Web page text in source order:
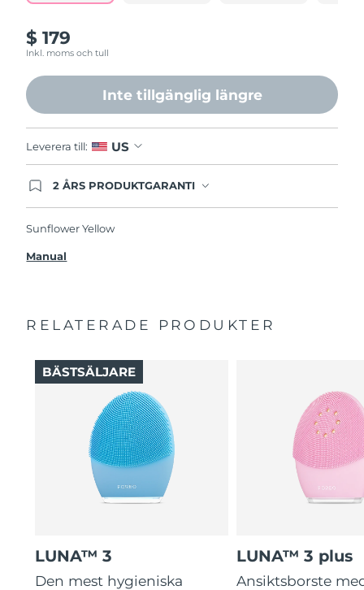
$ 179
Inkl. moms och tull
Inte tillgänglig längre
Leverera till: US
2 ÅRS PRODUKTGARANTI
utan extra kostnad om du får problem med den
Sunflower Yellow
Manual
RELATERADE PRODUKTER
LUNA™ 3
Den mest hygieniska
BÄSTSÄLJARE
LUNA™ 3 plus
Ansiktsborste